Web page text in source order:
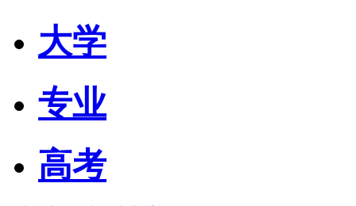
大学
专业
高考